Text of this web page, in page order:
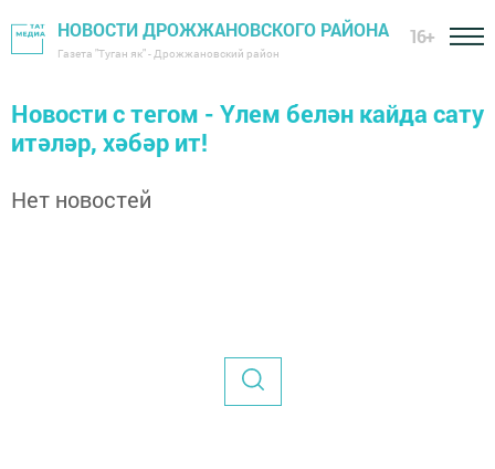
НОВОСТИ ДРОЖЖАНОВСКОГО РАЙОНА
Газета "Туган як" - Дрожжановский район
16+
Новости с тегом - Үлем белән кайда сату
итәләр, хәбәр ит!
Нет новостей